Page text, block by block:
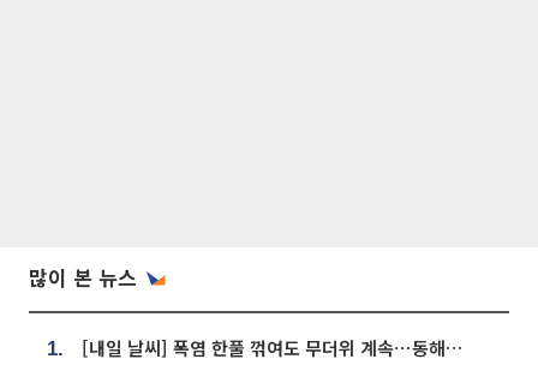
많이 본 뉴스
1. [내일 날씨] 폭염 한풀 꺾여도 무더위 계속⋯동해안 이틀 연속 비